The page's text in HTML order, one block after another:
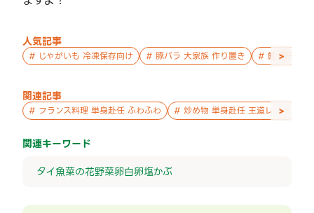
人気記事
# じゃがいも 冷凍保存向け # 豚バラ 大家族 作り置き # 鮭 親子 作
>
関連記事
# フランス料理 単身赴任 ふわふわ # 炒め物 単身赴任 王道レシピ
>
関連キーワード
タイ魚菜の花野菜卵白卵塩かぶ